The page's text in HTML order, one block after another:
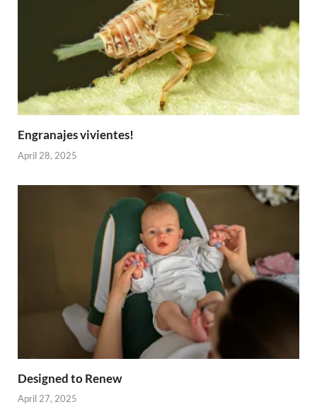
Engranajes vivientes!
April 28, 2025
Designed to Renew
April 27, 2025